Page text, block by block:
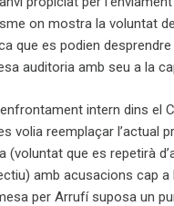
on mostra la voluntat
que es podien
auditoria amb seu a la
intern dins el
volia reemplaçar l’actual
(voluntat que es repetirà
amb acusacions cap a
per Arrufí suposa un